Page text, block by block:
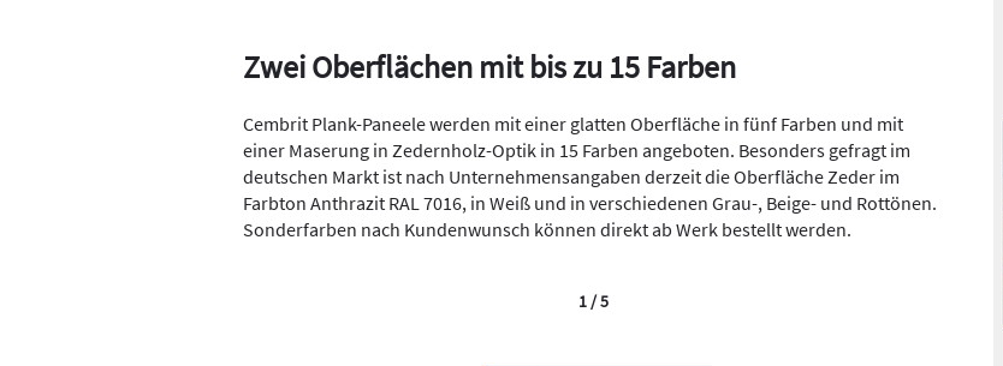
Zwei Oberflächen mit bis zu 15 Farben
Cembrit Plank-Paneele werden mit einer glatten Oberfläche in fünf Farben und mit
einer Maserung in Zedernholz-Optik in 15 Farben angeboten. Besonders gefragt im
deutschen Markt ist nach Unternehmensangaben derzeit die Oberfläche Zeder im
Farbton Anthrazit RAL 7016, in Weiß und in verschiedenen Grau-, Beige- und Rottönen.
Sonderfarben nach Kundenwunsch können direkt ab Werk bestellt werden.
1 / 5